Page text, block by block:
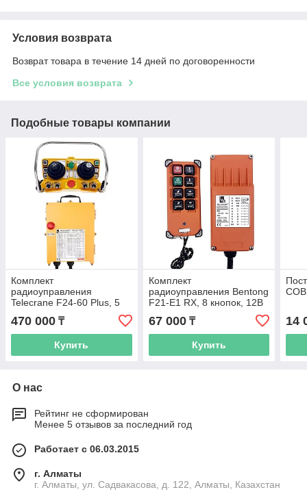
Условия возврата
Возврат товара в течение 14 дней по договоренности
Все условия возврата
Подобные товары компании
Комплект
радиоуправления
Telecrane F24-60 Plus, 5
скоростей, 48В
470 000 ₸
Купить
Комплект
радиоуправления Bentong
F21-E1 RX, 8 кнопок, 12В
67 000₸
Купить
14
О нас
Рейтинг не сформирован
Менее 5 отзывов за последний год
Работает с 06.03.2015
г. Алматы
г. Алматы, ул. Садвакасова, д. 122, Алматы, Казахстан